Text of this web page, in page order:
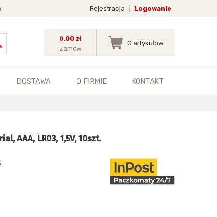
Rejestracja Logowanie
0.00 zł
Zamów
0 artykułów
DOSTAWA O FIRMIE KONTAKT
AAA, LR03, 1,5V, 10szt.